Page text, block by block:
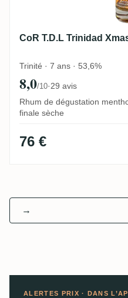
CoR T.D.L Trinidad
Trinité · 7 ans · 53,6%
8,0/10·29 avis
Rhum de dégustation
finale sèche
76 €
→
ALERTES PRIX · DANS